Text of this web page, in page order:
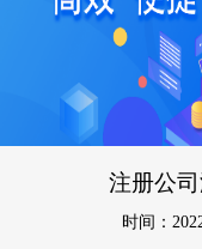
注册公
时间：